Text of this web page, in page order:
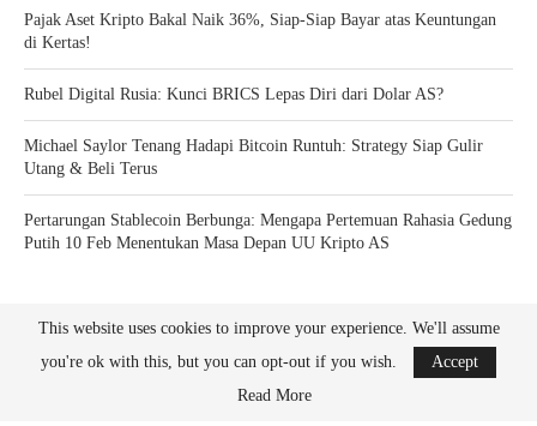
Pajak Aset Kripto Bakal Naik 36%, Siap-Siap Bayar atas Keuntungan
di Kertas!
Rubel Digital Rusia: Kunci BRICS Lepas Diri dari Dolar AS?
Michael Saylor Tenang Hadapi Bitcoin Runtuh: Strategy Siap Gulir
Utang & Beli Terus
Pertarungan Stablecoin Berbunga: Mengapa Pertemuan Rahasia Gedung
Putih 10 Feb Menentukan Masa Depan UU Kripto AS
Bitcoin News Crypto is the leader in news and information on cryptocurrency, digital
This website uses cookies to improve your experience. We'll assume
you're ok with this, but you can opt-out if you wish.
Accept
Read More